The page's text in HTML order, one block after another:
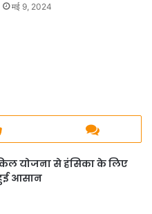
मई 9, 2024
योजना से हंसिका के लिए
हुई आसान